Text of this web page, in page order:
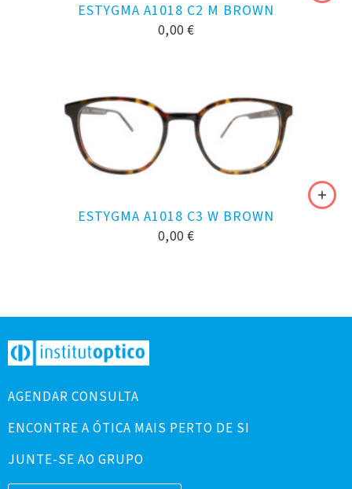
ESTYGMA A1018 C2 M BROWN
0,00 €
ESTYGMA A1018 C3 W BROWN
0,00 €
AGENDAR CONSULTA
ENCONTRE A ÓTICA MAIS PERTO DE SI
JUNTE-SE AO GRUPO